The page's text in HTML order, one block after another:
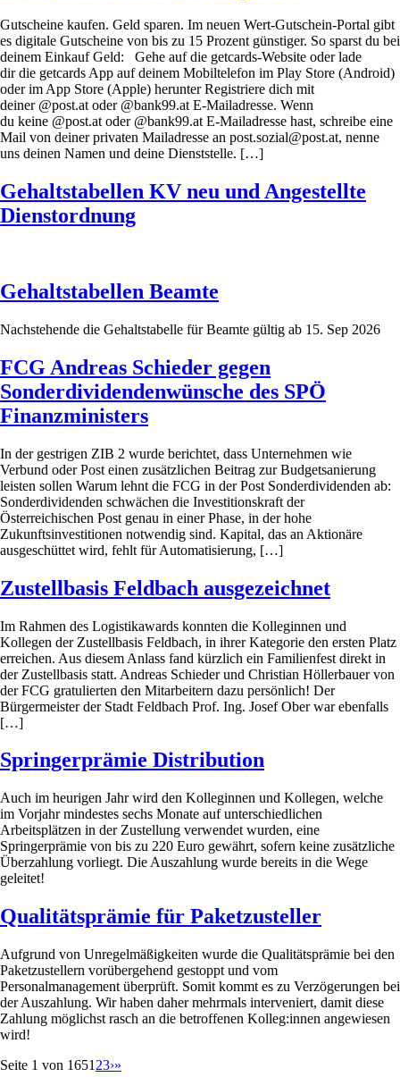
Gutscheine kaufen. Geld sparen. Im neuen Wert-Gutschein-Portal gibt
es digitale Gutscheine von bis zu 15 Prozent günstiger. So sparst du bei
deinem Einkauf Geld: Gehe auf die getcards-Website oder lade
dir die getcards App auf deinem Mobiltelefon im Play Store (Android)
oder im App Store (Apple) herunter Registriere dich mit
deiner @post.at oder @bank99.at E-Mailadresse. Wenn
du keine @post.at oder @bank99.at E-Mailadresse hast, schreibe eine
Mail von deiner privaten Mailadresse an post.sozial@post.at, nenne
uns deinen Namen und deine Dienststelle. […]
Gehaltstabellen KV neu und Angestellte
Dienstordnung
Gehaltstabellen Beamte
Nachstehende die Gehaltstabelle für Beamte gültig ab 15. Sep 2026
FCG Andreas Schieder gegen
Sonderdividendenwünsche des SPÖ
Finanzministers
In der gestrigen ZIB 2 wurde berichtet, dass Unternehmen wie
Verbund oder Post einen zusätzlichen Beitrag zur Budgetsanierung
leisten sollen Warum lehnt die FCG in der Post Sonderdividenden ab:
Sonderdividenden schwächen die Investitionskraft der
Österreichischen Post genau in einer Phase, in der hohe
Zukunftsinvestitionen notwendig sind. Kapital, das an Aktionäre
ausgeschüttet wird, fehlt für Automatisierung, […]
Zustellbasis Feldbach ausgezeichnet
Im Rahmen des Logistikawards konnten die Kolleginnen und
Kollegen der Zustellbasis Feldbach, in ihrer Kategorie den ersten Platz
erreichen. Aus diesem Anlass fand kürzlich ein Familienfest direkt in
der Zustellbasis statt. Andreas Schieder und Christian Höllerbauer von
der FCG gratulierten den Mitarbeitern dazu persönlich! Der
Bürgermeister der Stadt Feldbach Prof. Ing. Josef Ober war ebenfalls
[…]
Springerprämie Distribution
Auch im heurigen Jahr wird den Kolleginnen und Kollegen, welche
im Vorjahr mindestes sechs Monate auf unterschiedlichen
Arbeitsplätzen in der Zustellung verwendet wurden, eine
Springerprämie von bis zu 220 Euro gewährt, sofern keine zusätzliche
Überzahlung vorliegt. Die Auszahlung wurde bereits in die Wege
geleitet!
Qualitätsprämie für Paketzusteller
Aufgrund von Unregelmäßigkeiten wurde die Qualitätsprämie bei den
Paketzustellern vorübergehend gestoppt und vom
Personalmanagement überprüft. Somit kommt es zu Verzögerungen bei
der Auszahlung. Wir haben daher mehrmals interveniert, damit diese
Zahlung möglichst rasch an die betroffenen Kolleg:innen angewiesen
wird!
Seite 1 von 1651 23›»